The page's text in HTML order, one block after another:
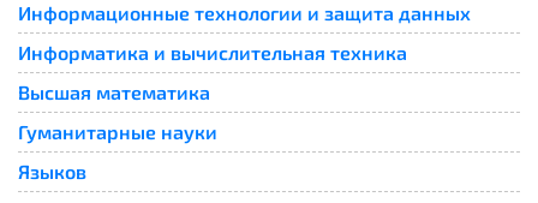
Информационные технологии и защита данных
Информатика и вычислительная техника
Высшая математика
Гуманитарные науки
Языков